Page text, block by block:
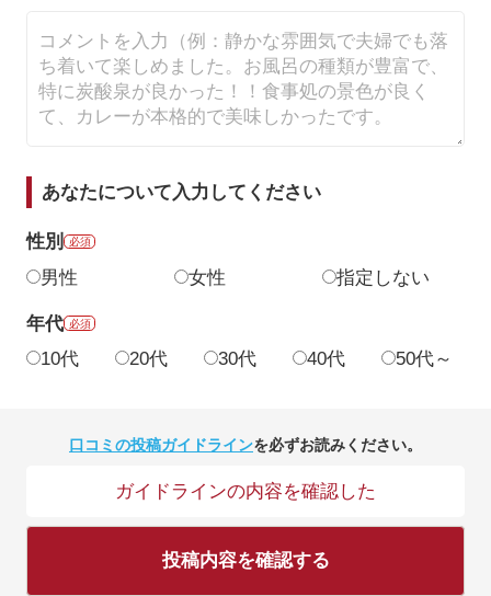
あなたについて入力してください
性別 必須
男性 女性 指定しない
年代 必須
10代 20代 30代 40代 50代～
口コミの投稿ガイドラインを必ずお読みください。
ガイドラインの内容を確認した
投稿内容を確認する